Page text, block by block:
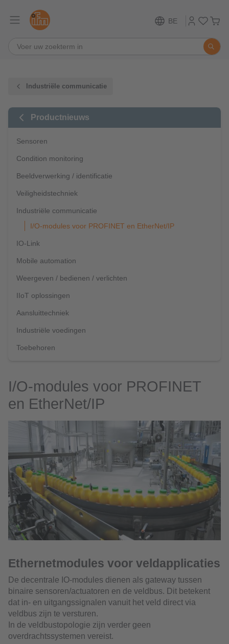
BE
Industriële communicatie
Productnieuws
Sensoren
Condition monitoring
Beeldverwerking / identificatie
Veiligheidstechniek
Industriële communicatie
I/O-modules voor PROFINET en EtherNet/IP
IO-Link
Mobile automation
Weergeven / bedienen / verlichten
IIoT oplossingen
Aansluittechniek
Industriële voedingen
Toebehoren
I/O-modules voor PROFINET
en EtherNet/IP
Ethernetmodules voor veldapplicaties
De decentrale IO-modules dienen als gateway tussen
binaire sensoren/actuatoren en de veldbus. Dit betekent
dat in- en uitgangssignalen vanuit het veld direct via
veldbus zijn te versturen.
In de veldbustopologie zijn verder geen
overdrachtssystemen vereist.